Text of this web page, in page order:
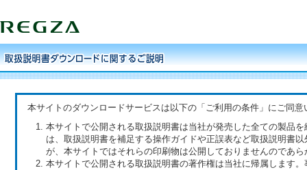
本サイトのダウンロードサービスは以下の「ご利用の条件」にご同
本サイトで公開される取扱説明書は当社が発売した全ての製品
は、取扱説明書を補足する操作ガイドや正誤表など取扱説明書
が、本サイトではそれらの印刷物は公開しておりませんのであ
本サイトで公開される取扱説明書の著作権は当社に帰属します